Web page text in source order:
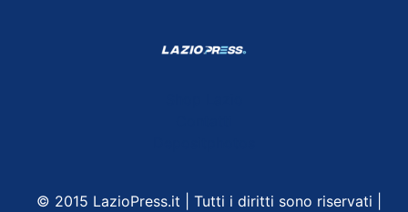
© 2015 LazioPress.it | Tutti i diritti sono riservati |